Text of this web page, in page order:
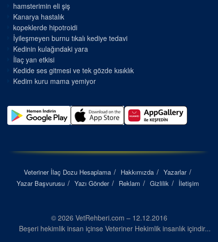
hamsterimin eli şiş
Kanarya hastalık
kopeklerde hipotroidi
İyileşmeyen burnu tıkalı kediye tedavi
Kedinin kulağındaki yara
İlaç yan etkisi
Kedide ses gitmesi ve tek gözde kısıklık
Kedim kuru mama yemiyor
Veteriner İlaç Dozu Hesaplama Hakkımızda
Yazarlar
Yazar Başvurusu
Yazı Gönder Reklam Gizlilik İletişim
© 2026 VetRehberi.com – 12.12.2016
Beşeri hekimlik insan içinse Veteriner Hekimlik insanlık içindir...